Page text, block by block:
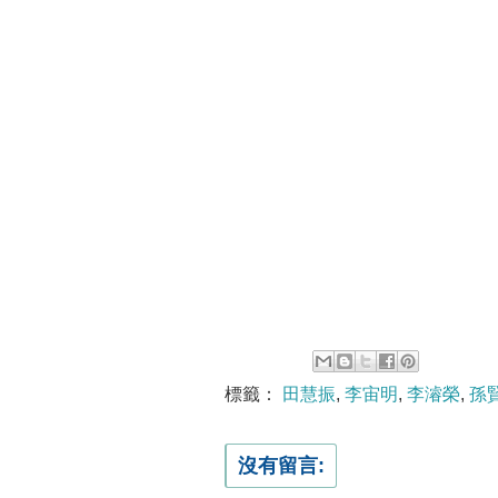
標籤： 田慧振, 李宙明, 李濬榮, 孫
沒有留言: